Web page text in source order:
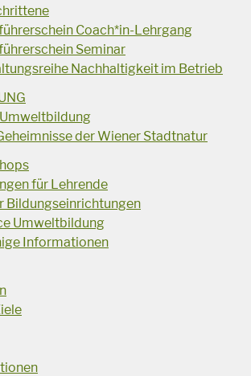
Coach*in-Lehrgang
Seminar
Nachhaltigkeit im Betrieb
der Wiener Stadtnatur
für Lehrende
Bildungseinrichtungen
Umweltbildung
Informationen